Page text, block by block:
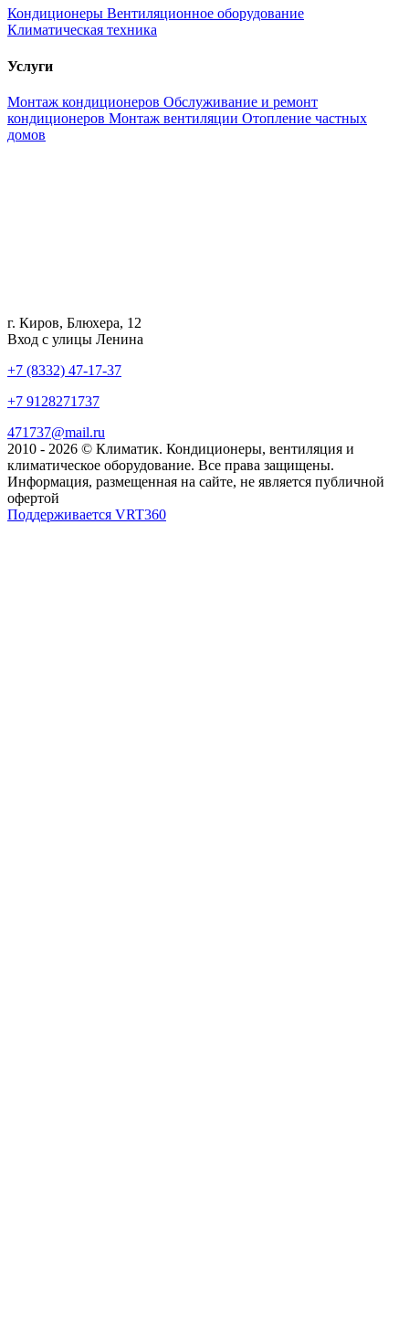
Кондиционеры Вентиляционное оборудование
Климатическая техника
Услуги
Монтаж кондиционеров Обслуживание и ремонт
кондиционеров Монтаж вентиляции Отопление частных
домов
г. Киров, Блюхера, 12
Вход с улицы Ленина
+7 (8332) 47-17-37
+7 9128271737
471737@mail.ru
2010 - 2026 © Климатик. Кондиционеры, вентиляция и
климатическое оборудование. Все права защищены.
Информация, размещенная на сайте, не является публичной
офертой
Поддерживается VRT360